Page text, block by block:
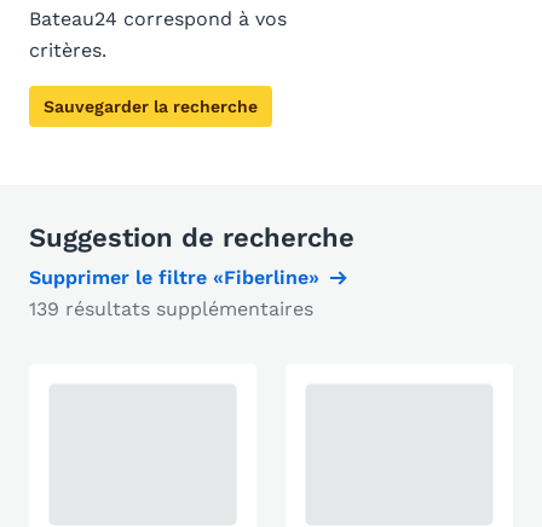
Bateau24 correspond à vos
critères.
Sauvegarder la recherche
Suggestion de recherche
Supprimer le filtre «Fiberline»
139 résultats supplémentaires